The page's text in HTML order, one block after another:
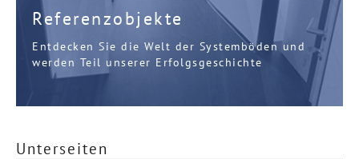
Referenzobjekte
Entdecken Sie die Welt der Systemböden und
werden Teil unserer Erfolgsgeschichte
Unterseiten